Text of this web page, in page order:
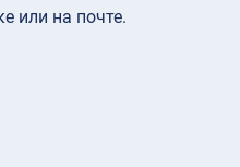
или на почте.